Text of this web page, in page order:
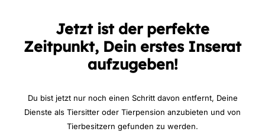
Jetzt ist der perfekte
Zeitpunkt, Dein erstes Inserat
aufzugeben!
Du bist jetzt nur noch einen Schritt davon entfernt, Deine
Dienste als Tiersitter oder Tierpension anzubieten und von
Tierbesitzern gefunden zu werden.